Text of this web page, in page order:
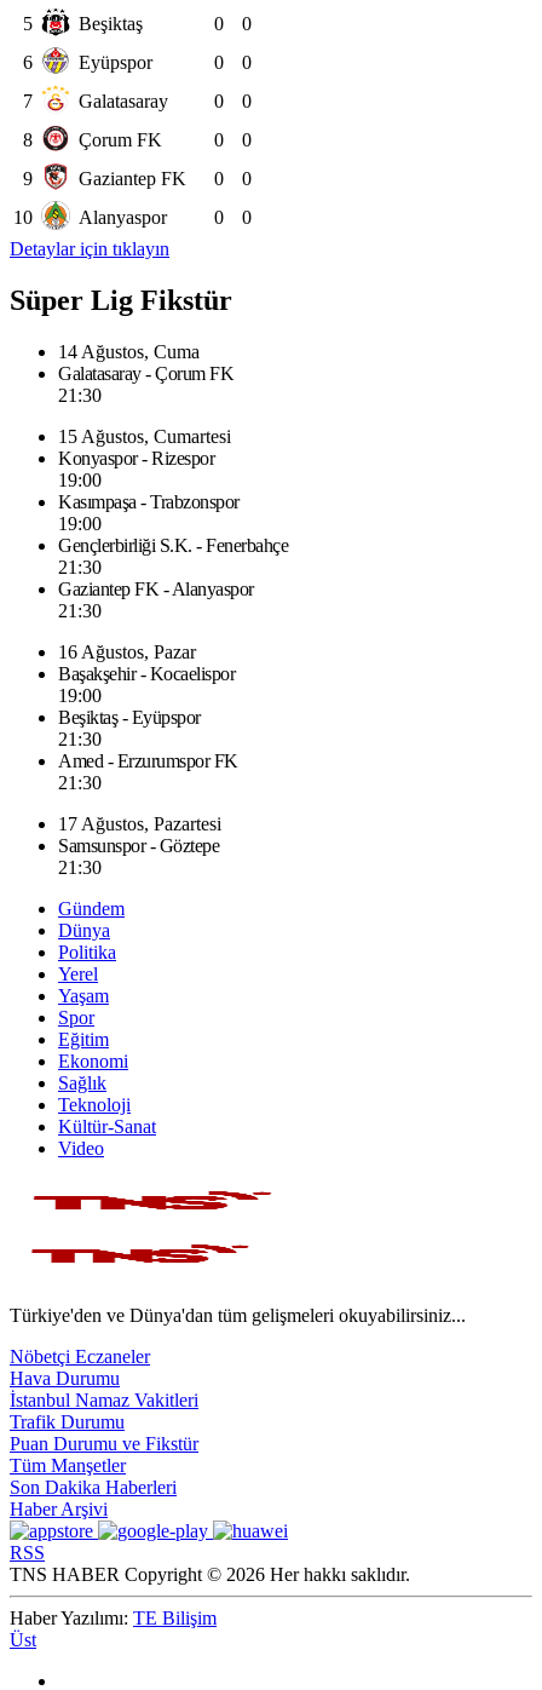
5 Beşiktaş 0
0
6
Eyüpspor 0
0
7
Galatasaray 0
0
8
Çorum FK 0
0
9
Gaziantep FK 0
0
10
Alanyaspor 0
0
Detaylar için tıklayın
Süper Lig Fikstür
14 Ağustos, Cuma
Galatasaray - Çorum FK
21:30
15 Ağustos, Cumartesi
Konyaspor - Rizespor
19:00
Kasımpaşa - Trabzonspor
19:00
Gençlerbirliği S.K. - Fenerbahçe
21:30
Gaziantep FK - Alanyaspor
21:30
16 Ağustos, Pazar
Başakşehir - Kocaelispor
19:00
Beşiktaş - Eyüpspor
21:30
Amed - Erzurumspor FK
21:30
17 Ağustos, Pazartesi
Samsunspor - Göztepe
21:30
Gündem
Dünya
Politika
Yerel
Yaşam
Spor
Eğitim
Ekonomi
Sağlık
Teknoloji
Kültür-Sanat
Video
Türkiye'den ve Dünya'dan tüm gelişmeleri okuyabilirsiniz...
Nöbetçi Eczaneler
Hava Durumu
İstanbul Namaz Vakitleri
Trafik Durumu
Puan Durumu ve Fikstür
Tüm Manşetler
Son Dakika Haberleri
Haber Arşivi
RSS
TNS HABER Copyright © 2026 Her hakkı saklıdır.
Haber Yazılımı: TE Bilişim
Üst